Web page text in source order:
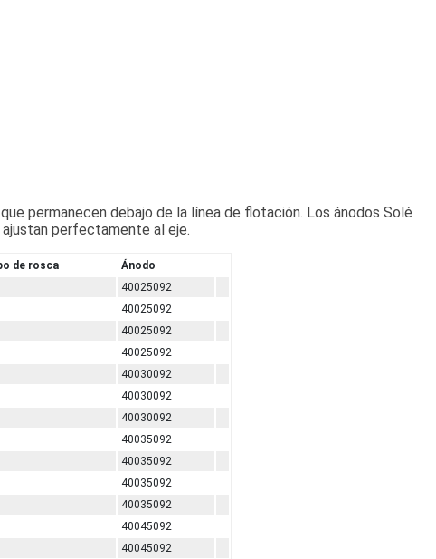
permanecen debajo de la línea de flotación. Los ánodos Solé
ajustan perfectamente al eje.
de rosca
Ánodo
40025092
40025092
40025092
40025092
40030092
40030092
40030092
40035092
40035092
40035092
40035092
40045092
40045092